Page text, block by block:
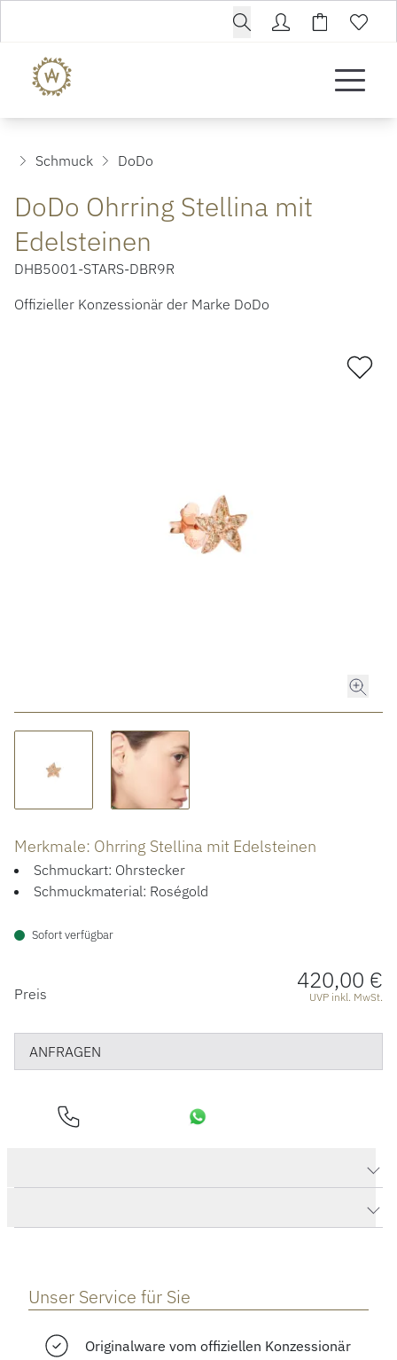
ROLEX CERTIFIED PRE-OWNED
ÜBER UNS
Schmuck DoDo
DoDo Ohrring Stellina mit
Edelsteinen
DHB5001-STARS-DBR9R
Offizieller Konzessionär der Marke DoDo
Merkmale: Ohrring Stellina mit Edelsteinen
Schmuckart: Ohrstecker
Schmuckmaterial: Roségold
Sofort verfügbar
PREISINFORMATIONEN
Preis 420,00 €
UVP inkl. MwSt.
ANFRAGEN
Unser Service für Sie
Originalware vom offiziellen Konzessionär